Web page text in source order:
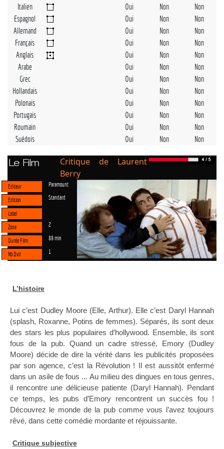
Italien
Oui Non
Non
Espagnol
Oui Non
Non
Allemand
Oui Non
Non
Français
Oui Non
Non
Anglais
Oui Non
Non
Arabe
Oui Non
Non
Grec
Oui Non
Non
Hollandais
Oui Non
Non
Polonais
Oui Non
Non
Portugais
Oui Non
Non
Roumain
Oui Non
Non
Suédois
Oui Non Non
Le Film
Critique de Laurent
Berry
Editeur Paramount
Edition Standard
Label
Zone
2
Durée Film 88 min
Nb Dvd 1
L’histoire
Lui c’est Dudley Moore (Elle, Arthur). Elle c’est Daryl Hannah
(splash, Roxanne, Potins de femmes). Séparés, ils sont deux
des stars les plus populaires d’hollywood. Ensemble, ils sont
fous de la pub. Quand un cadre stressé, Emory (Dudley
Moore) décide de dire la vérité dans les publicités proposées
par son agence, c’est la Révolution ! Il est aussitôt enfermé
dans un asile de fous ... Au milieu des dingues en tous genres,
il rencontre une délicieuse patiente (Daryl Hannah). Pendant
ce temps, les pubs d’Emory rencontrent un succès fou !
Découvrez le monde de la pub comme vous l’avez toujours
rêvé, dans cette comédie mordante et réjouissante.
Critique subjective